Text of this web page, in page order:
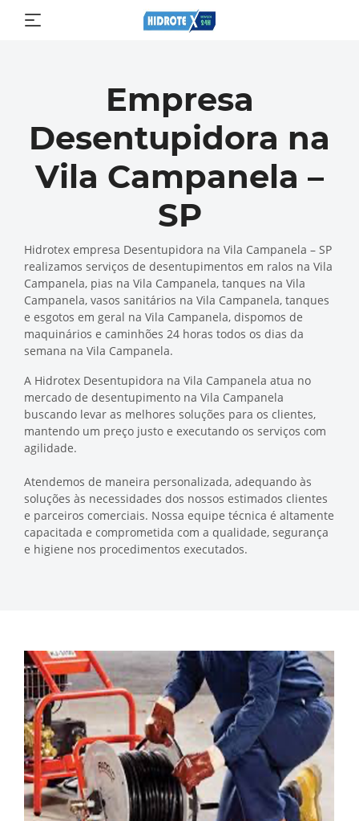
Empresa
Desentupidora na
Vila Campanela –
SP
Hidrotex empresa Desentupidora na Vila Campanela – SP
realizamos serviços de desentupimentos em ralos na Vila
Campanela, pias na Vila Campanela, tanques na Vila
Campanela, vasos sanitários na Vila Campanela, tanques
e esgotos em geral na Vila Campanela, dispomos de
maquinários e caminhões 24 horas todos os dias da
semana na Vila Campanela.
A Hidrotex Desentupidora na Vila Campanela atua no
mercado de desentupimento na Vila Campanela
buscando levar as melhores soluções para os clientes,
mantendo um preço justo e executando os serviços com
agilidade.
Atendemos de maneira personalizada, adequando às
soluções às necessidades dos nossos estimados clientes
e parceiros comerciais. Nossa equipe técnica é altamente
capacitada e comprometida com a qualidade, segurança
e higiene nos procedimentos executados.